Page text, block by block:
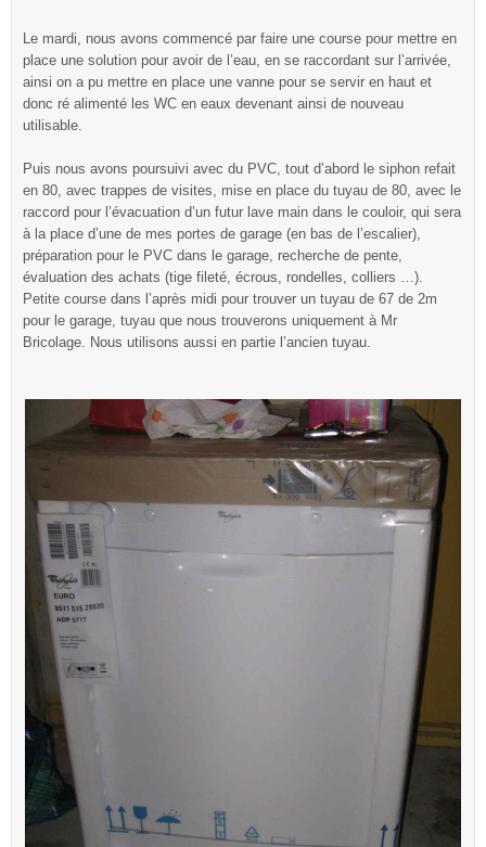
Le mardi, nous avons commencé par faire une course pour mettre en
place une solution pour avoir de l’eau, en se raccordant sur l’arrivée,
ainsi on a pu mettre en place une vanne pour se servir en haut et
donc ré alimenté les WC en eaux devenant ainsi de nouveau
utilisable.
Puis nous avons poursuivi avec du PVC, tout d’abord le siphon refait
en 80, avec trappes de visites, mise en place du tuyau de 80, avec le
raccord pour l’évacuation d’un futur lave main dans le couloir, qui sera
à la place d’une de mes portes de garage (en bas de l’escalier),
préparation pour le PVC dans le garage, recherche de pente,
évaluation des achats (tige fileté, écrous, rondelles, colliers …).
Petite course dans l’après midi pour trouver un tuyau de 67 de 2m
pour le garage, tuyau que nous trouverons uniquement à Mr
Bricolage. Nous utilisons aussi en partie l’ancien tuyau.